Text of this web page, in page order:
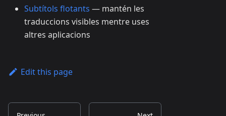
Subtítols flotants — mantén les
traduccions visibles mentre uses
altres aplicacions
Edit this page